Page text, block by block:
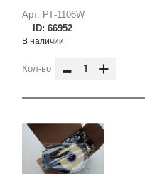
Арт. РТ-1106W
ID: 66952
В наличии
Кол-во - +